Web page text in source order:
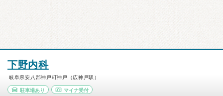
下野内科
岐阜県安八郡神戸町神戸（広神戸駅）
駐車場あり マイナ受付